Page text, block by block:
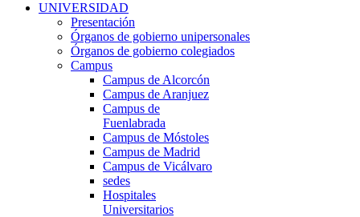
UNIVERSIDAD
Presentación
Órganos de gobierno unipersonales
Órganos de gobierno colegiados
Campus
Campus de Alcorcón
Campus de Aranjuez
Campus de
Fuenlabrada
Campus de Móstoles
Campus de Madrid
Campus de Vicálvaro
sedes
Hospitales
Universitarios